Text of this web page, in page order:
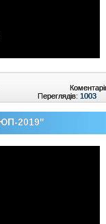
Переглядів: 1003
2019"